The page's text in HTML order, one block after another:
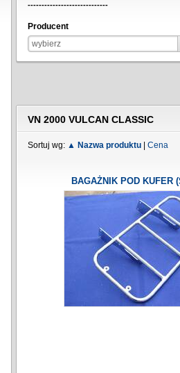
-----------------------------
Producent
wybierz
VN 2000 VULCAN CLASSIC
Sortuj wg: ▲ Nazwa produktu Cena
BAGAŻNIK POD KUFER